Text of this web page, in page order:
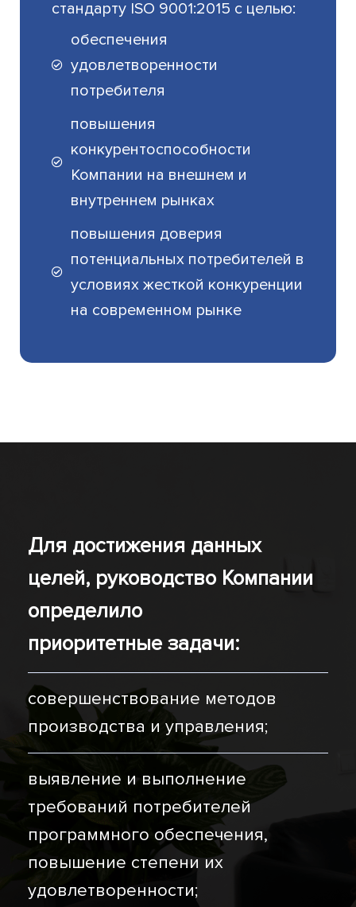
стандарту ISO 9001:2015 с целью:
обеспечения
удовлетворенности
потребителя
повышения
конкурентоспособности
Компании на внешнем и
внутреннем рынках
повышения доверия
потенциальных потребителей в
условиях жесткой конкуренции
на современном рынке
Для достижения данных
целей, руководство Компании
определило
приоритетные задачи:
cовершенствование методов
производства и управления;
выявление и выполнение
требований потребителей
программного обеспечения,
повышение степени их
удовлетворенности;